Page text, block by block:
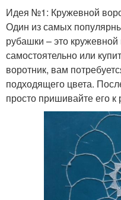
Идея №1: Кружевной
Один из самых
рубашки – это
самостоятельно или
воротник, вам
подходящего цвета.
просто пришивайте его к